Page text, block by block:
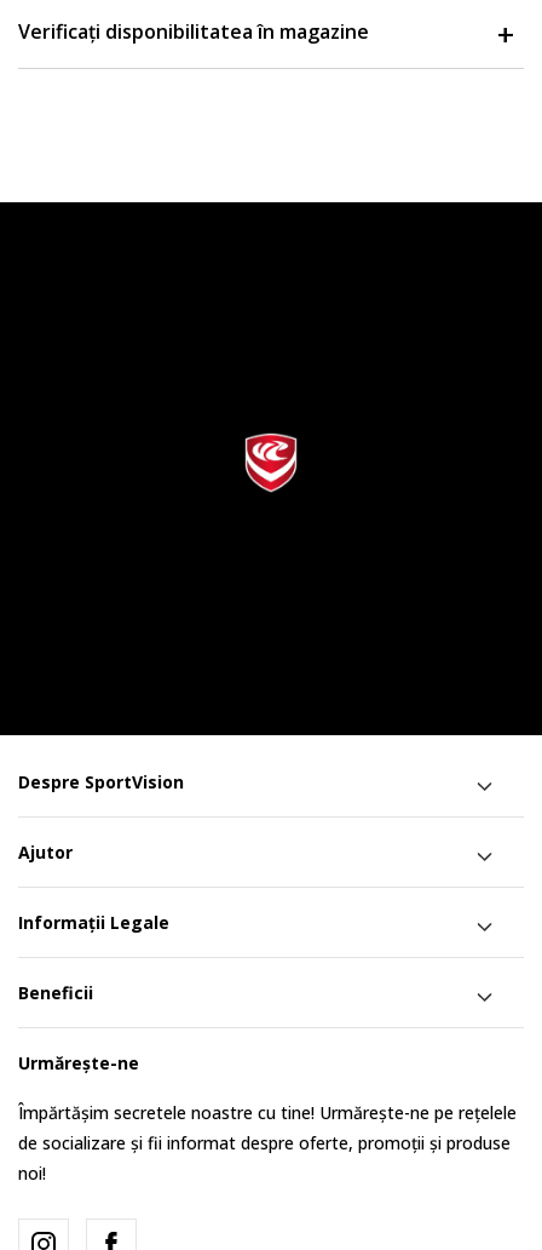
Verificați disponibilitatea în magazine
Despre SportVision
Ajutor
Informații Legale
Beneficii
Urmărește-ne
Împărtășim secretele noastre cu tine! Urmărește-ne pe rețelele
de socializare și fii informat despre oferte, promoții și produse
noi!